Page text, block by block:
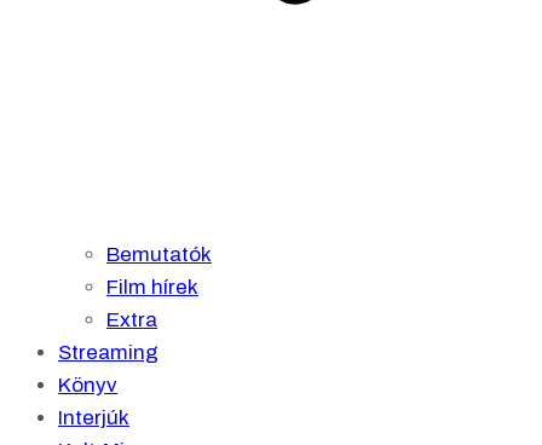
Bemutatók
Film hírek
Extra
Streaming
Könyv
Interjúk